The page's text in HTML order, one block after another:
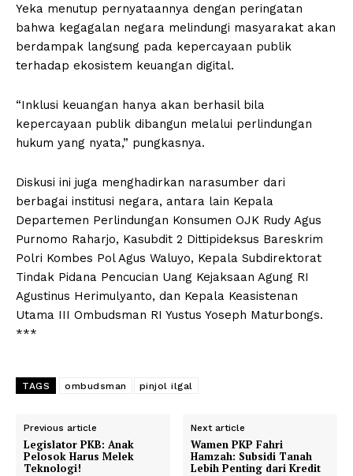
Yeka menutup pernyataannya dengan peringatan
bahwa kegagalan negara melindungi masyarakat akan
berdampak langsung pada kepercayaan publik
terhadap ekosistem keuangan digital.
“Inklusi keuangan hanya akan berhasil bila
kepercayaan publik dibangun melalui perlindungan
hukum yang nyata,” pungkasnya.
Diskusi ini juga menghadirkan narasumber dari
berbagai institusi negara, antara lain Kepala
Departemen Perlindungan Konsumen OJK Rudy Agus
Purnomo Raharjo, Kasubdit 2 Dittipideksus Bareskrim
Polri Kombes Pol Agus Waluyo, Kepala Subdirektorat
Tindak Pidana Pencucian Uang Kejaksaan Agung RI
Agustinus Herimulyanto, dan Kepala Keasistenan
Utama III Ombudsman RI Yustus Yoseph Maturbongs.
***
TAGS ombudsman pinjol ilgal
Previous article
Legislator PKB: Anak
Pelosok Harus Melek
Teknologi!
Next article
Wamen PKP Fahri
Hamzah: Subsidi Tanah
Lebih Penting dari Kredit